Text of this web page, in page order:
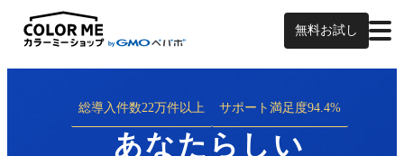
無料お試し
総導入件数22万件以上 サポート満足度94.4%
あなたらしい